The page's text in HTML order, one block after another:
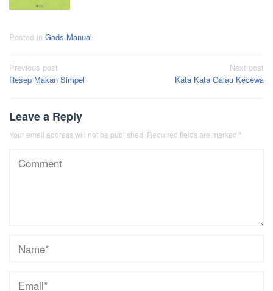
Posted in Gads Manual
Post
navigation
Previous post
Resep Makan Simpel
Next post
Kata Kata Galau Kecewa
Leave a Reply
Your email address will not be published. Required fields are marked *